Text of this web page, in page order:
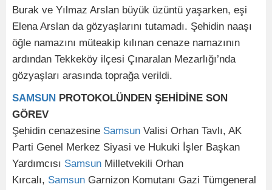
Burak ve Yılmaz Arslan büyük üzüntü yaşarken, eşi
Elena Arslan da gözyaşlarını tutamadı. Şehidin naaşı
öğle namazını müteakip kılınan cenaze namazının
ardından Tekkeköy ilçesi Çınaralan Mezarlığı’nda
gözyaşları arasında toprağa verildi.
SAMSUN PROTOKOLÜNDEN ŞEHİDİNE SON
GÖREV
Şehidin cenazesine Samsun Valisi Orhan Tavlı, AK
Parti Genel Merkez Siyasi ve Hukuki İşler Başkan
Yardımcısı Samsun Milletvekili Orhan
Kırcalı, Samsun Garnizon Komutanı Gazi Tümgeneral